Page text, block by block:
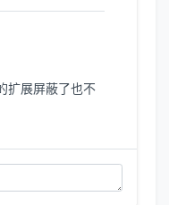
扩展屏蔽了也不